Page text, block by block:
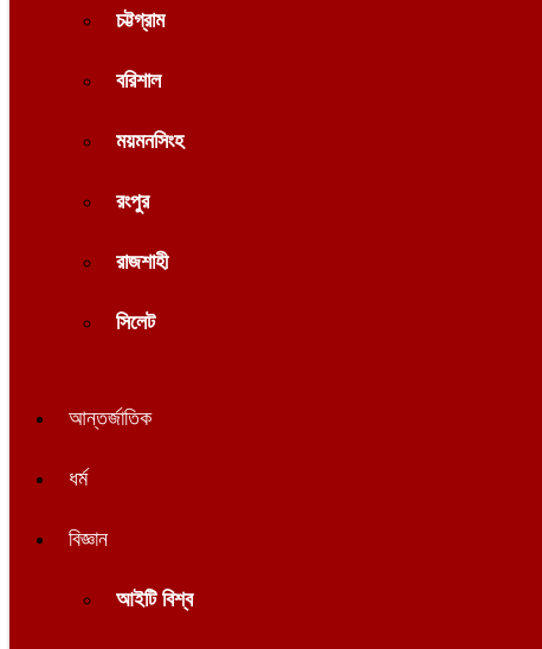
চট্টগ্রাম
বরিশাল
ময়মনসিংহ
রংপুর
রাজশাহী
সিলেট
আন্তর্জাতিক
ধর্ম
বিজ্ঞান
আইটি বিশ্ব